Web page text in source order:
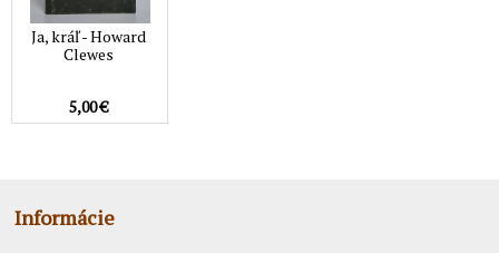
Ja, kráľ - Howard
Clewes
5,00 €
Informácie